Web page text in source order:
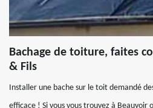
Bachage de toiture, faites
& Fils
Installer une bache sur le toit demandé
efficace ! Si vous vous trouvez à Beauvoir